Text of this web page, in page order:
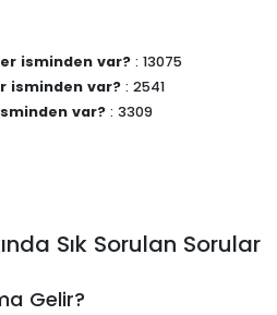
isminden var? : 13075
isminden var? : 2541
var? : 3309
Sık Sorulan Sorular
Gelir?